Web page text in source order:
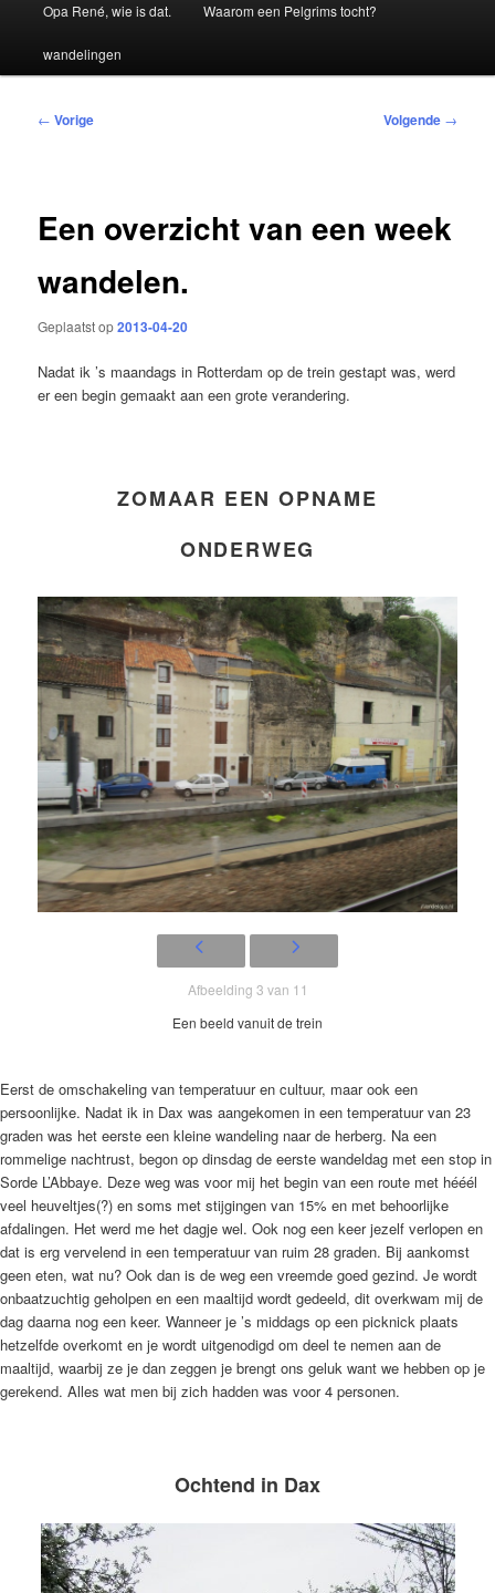
Opa René, wie is dat. Waarom een Pelgrims tocht?
wandelingen
Bericht
← Vorige Volgende →
Een overzicht van een week
wandelen.
Geplaatst op2013-04-20
Nadat ik ’s maandags in Rotterdam op de trein gestapt was, werd
er een begin gemaakt aan een grote verandering.
ZOMAAR EEN OPNAME
ONDERWEG
Afbeelding 3 van 11
Een beeld vanuit de trein
Eerst de omschakeling van temperatuur en cultuur, maar ook een
persoonlijke. Nadat ik in Dax was aangekomen in een temperatuur van 23
graden was het eerste een kleine wandeling naar de herberg. Na een
rommelige nachtrust, begon op dinsdag de eerste wandeldag met een stop in
Sorde L’Abbaye. Deze weg was voor mij het begin van een route met hééél
veel heuveltjes(?) en soms met stijgingen van 15% en met behoorlijke
afdalingen. Het werd me het dagje wel. Ook nog een keer jezelf verlopen en
dat is erg vervelend in een temperatuur van ruim 28 graden. Bij aankomst
geen eten, wat nu? Ook dan is de weg een vreemde goed gezind. Je wordt
onbaatzuchtig geholpen en een maaltijd wordt gedeeld, dit overkwam mij de
dag daarna nog een keer. Wanneer je ’s middags op een picknick plaats
hetzelfde overkomt en je wordt uitgenodigd om deel te nemen aan de
maaltijd, waarbij ze je dan zeggen je brengt ons geluk want we hebben op je
gerekend. Alles wat men bij zich hadden was voor 4 personen.
Ochtend in Dax